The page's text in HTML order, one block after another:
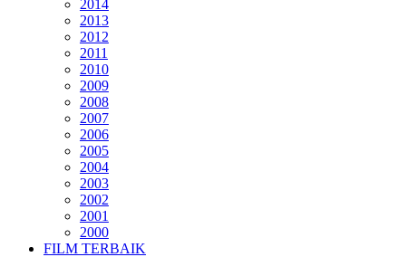
2014
2013
2012
2011
2010
2009
2008
2007
2006
2005
2004
2003
2002
2001
2000
FILM TERBAIK